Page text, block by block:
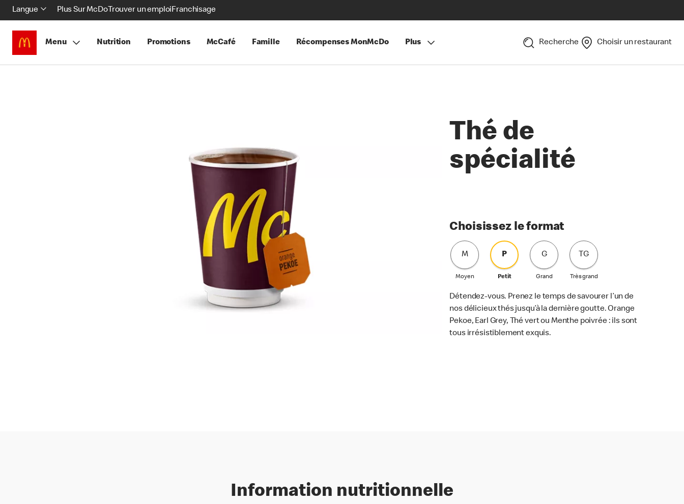
Langue Plus Sur McDoTrouver un emploiFranchisage
Menu Nutrition Promotions McCafé Famille Récompenses MonMcDo Plus Recherche Choisir un restaurant
Thé de
spécialité
Choisissez le format
M
Moyen
P
Petit
G
Grand
TG
Très grand
Détendez-vous. Prenez le temps de savourer l’un de
nos délicieux thés jusqu’à la dernière goutte. Orange
Pekoe, Earl Grey, Thé vert ou Menthe poivrée : ils sont
tous irrésistiblement exquis.
Information nutritionnelle